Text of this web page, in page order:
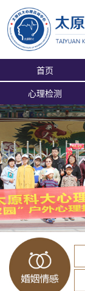
首页
心理检测